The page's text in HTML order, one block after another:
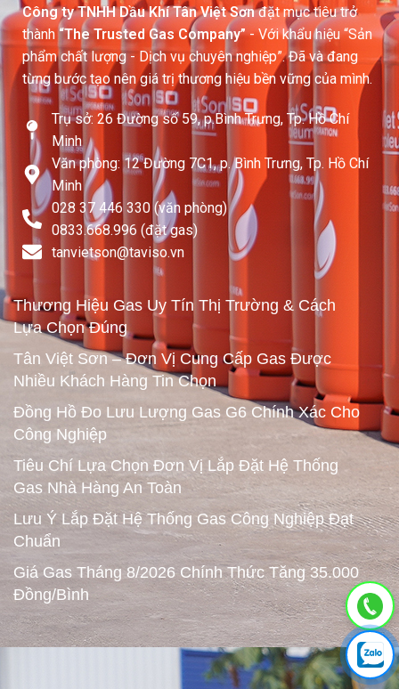
Công ty TNHH Dầu Khí Tân Việt Sơnđặt mục tiêu trở
thành “The Trusted Gas Company”- Với khẩu hiệu “Sản
phẩm chất lượng - Dịch vụ chuyên nghiệp”. Đã và đang
từng bước tạo nên giá trị thương hiệu bền vững của mình.
Trụ sở: 26 Đường số 59, p.Bình Trưng, Tp. Hồ Chí
Minh
Văn phòng: 12 Đường 7C1, p. Bình Trưng, Tp. Hồ Chí
Minh
028 37 446 330 (văn phòng)
0833.668.996 (đặt gas)
tanvietson@taviso.vn​
Thương Hiệu Gas Uy Tín Thị Trường & Cách
Lựa Chọn Đúng
Tân Việt Sơn – Đơn Vị Cung Cấp Gas Được
Nhiều Khách Hàng Tin Chọn
Đồng Hồ Đo Lưu Lượng Gas G6 Chính Xác Cho
Công Nghiệp
Tiêu Chí Lựa Chọn Đơn Vị Lắp Đặt Hệ Thống
Gas Nhà Hàng An Toàn
Lưu Ý Lắp Đặt Hệ Thống Gas Công Nghiệp Đạt
Chuẩn
Giá Gas Tháng 8/2026 Chính Thức Tăng 35.000
Đồng/Bình